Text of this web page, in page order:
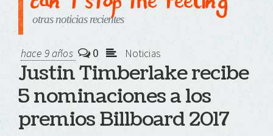
otras noticias recientes
hace 9 años 0 Noticias
Justin Timberlake recibe
5 nominaciones a los
premios Billboard 2017